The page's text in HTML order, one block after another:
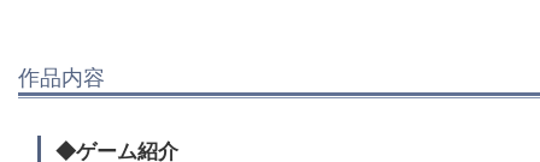
作品内容
◆ゲーム紹介